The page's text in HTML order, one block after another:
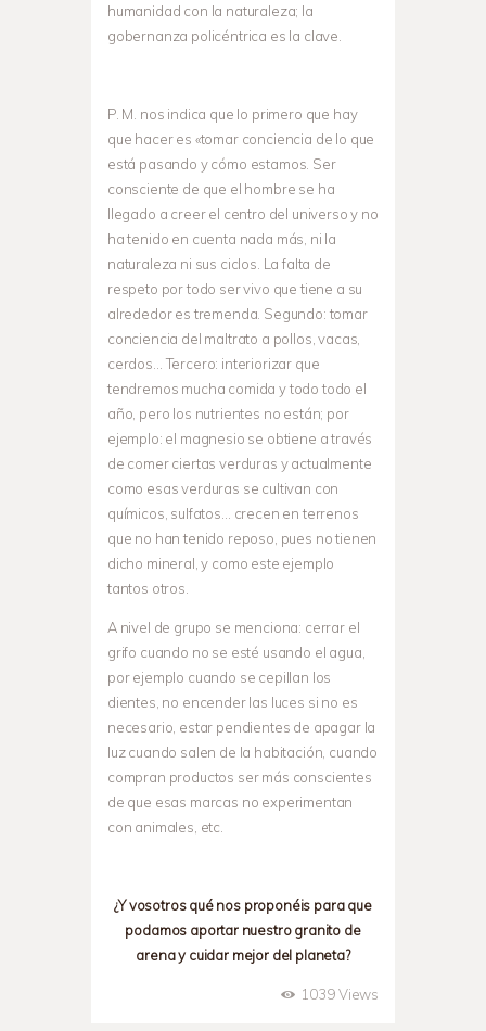
humanidad con la naturaleza; la
gobernanza policéntrica es la clave.
P. M. nos indica que lo primero que hay
que hacer es «tomar conciencia de lo que
está pasando y cómo estamos. Ser
consciente de que el hombre se ha
llegado a creer el centro del universo y no
ha tenido en cuenta nada más, ni la
naturaleza ni sus ciclos. La falta de
respeto por todo ser vivo que tiene a su
alrededor es tremenda. Segundo: tomar
conciencia del maltrato a pollos, vacas,
cerdos… Tercero: interiorizar que
tendremos mucha comida y todo todo el
año, pero los nutrientes no están; por
ejemplo: el magnesio se obtiene a través
de comer ciertas verduras y actualmente
como esas verduras se cultivan con
químicos, sulfatos… crecen en terrenos
que no han tenido reposo, pues no tienen
dicho mineral, y como este ejemplo
tantos otros.
A nivel de grupo se menciona: cerrar el
grifo cuando no se esté usando el agua,
por ejemplo cuando se cepillan los
dientes, no encender las luces si no es
necesario, estar pendientes de apagar la
luz cuando salen de la habitación, cuando
compran productos ser más conscientes
de que esas marcas no experimentan
con animales, etc.
¿Y vosotros qué nos proponéis para que
podamos aportar nuestro granito de
arena y cuidar mejor del planeta?
1039 Views